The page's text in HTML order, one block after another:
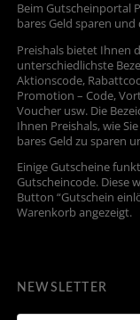
Beim Gutscheinportal
bares Geld sparen und
Preishals bietet Ihnen
unterschiedlichste
Aktionscode,
Promotion – Code,
Voucher usw. Die
Ihnen Preishals, wie
bares Geld zu sparen
Einige Gutscheine
Gutscheincode. Diese
Button “Gutschein
Warenkorb angezeigt.
NEWSLETTER